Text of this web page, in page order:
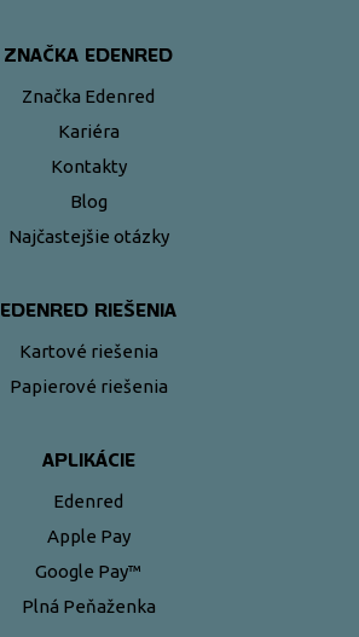
ZNAČKA EDENRED
Značka Edenred
Kariéra
Kontakty
Blog
Najčastejšie otázky
EDENRED RIEŠENIA
Kartové riešenia
Papierové riešenia
APLIKÁCIE
Edenred
Apple Pay
Google Pay™
Plná Peňaženka